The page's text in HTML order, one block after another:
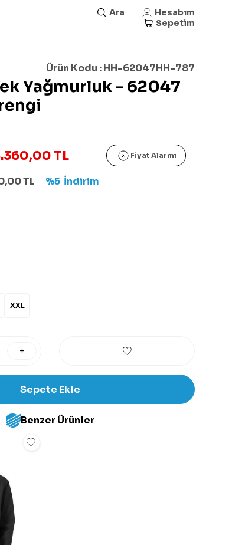
Ara
Hesabım
Sepetim
Ürün Kodu :HH-62047HH-787
Yağmurluk - 62047
TL Fiyat Alarmı
TL %5 İndirim
XXL
Sepete Ekle
Benzer Ürünler